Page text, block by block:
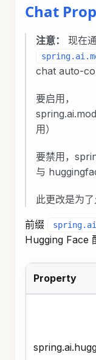
Chat
注意： 现在
chat auto-
要启用，
用）
要禁用，
与
此更改是为了
前缀
Hugging Face
Property